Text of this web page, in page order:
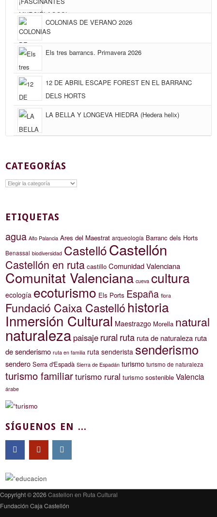
COLONIAS DE VERANO 2026
Els tres barrancs. Primavera 2026
12 DE ABRIL ESCAPE FOREST EN EL BARRANC
DELS HORTS
LA BELLA Y LONGEVA HIEDRA (Hedera helix)
CATEGORÍAS
Categorías
ETIQUETAS
agua Alto Palancia Ares del Maestrat arqueología Barranc dels Horts
Benassal biodiversidad CastellóCastellón
Castellón en ruta castillo Comunidad Valenciana
Comunitat Valenciana cueva cultura
ecología ecoturismo Els Ports España flora
Fundació Caixa Castellóhistoria
Inmersión Cultural Maestrazgo Morella natural
naturaleza paisaje rural ruta ruta de naturaleza ruta
de senderismo ruta en familia ruta senderista senderismo
sendero Serra d'Espadà Sierra de Espadán turismo turismo de naturaleza
turismo familiarturismo rural turismo sostenible Valencia
árabe
SÍGUENOS EN ...
Copyright © 2026Castellon en Ruta Cultural
Fundación Caja Castellón